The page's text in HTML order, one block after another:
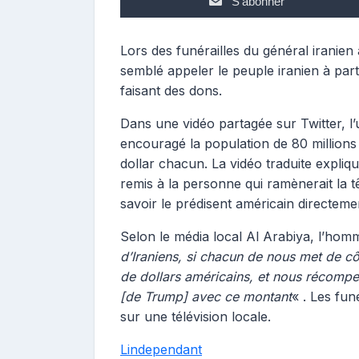
Lors des funérailles du général iranien
semblé appeler le peuple iranien à
faisant des dons.
Dans une vidéo partagée sur Twitter,
encouragé la population de 80
dollar chacun. La vidéo traduite
remis à la personne qui ramènerait la
savoir le prédisent américain
Selon le média local Al Arabiya,
d’Iraniens, si chacun de nous met de
de dollars américains, et nous
[de Trump] avec ce montant« . Les
sur une télévision locale.
Lindependant